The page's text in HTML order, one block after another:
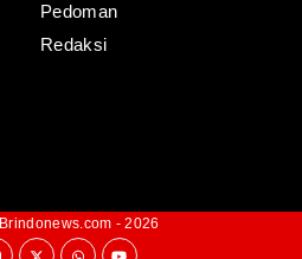
Pedoman
Redaksi
Brindonews.com - 2026